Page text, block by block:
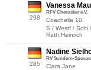
298
Vanessa
RFV Cherusker e.V.
Coachella 10
S / Westf / Schi
Rath,Heinrich
285
Nadine
RV Sundern-
Clara Jane